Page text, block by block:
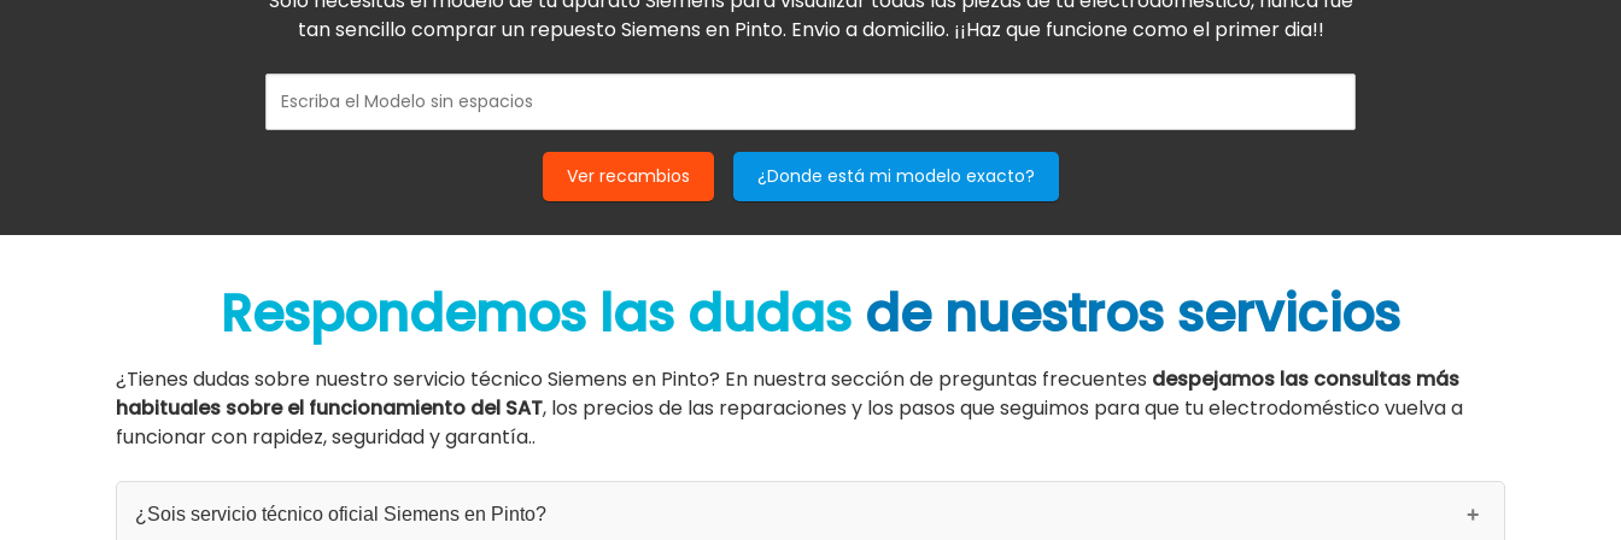
tan sencillo comprar un repuesto Siemens en Pinto. Envio a domicilio. ¡¡Haz que funcione como el primer dia!!
Ver recambios ¿Donde está mi modelo exacto?
Respondemos las dudas de nuestros servicios
¿Tienes dudas sobre nuestro servicio técnico Siemens en Pinto? En nuestra sección de preguntas frecuentes despejamos las consultas más
habituales sobre el funcionamiento del SAT, los precios de las reparaciones y los pasos que seguimos para que tu electrodoméstico vuelva a
funcionar con rapidez, seguridad y garantía..
¿Sois servicio técnico oficial Siemens en Pinto?